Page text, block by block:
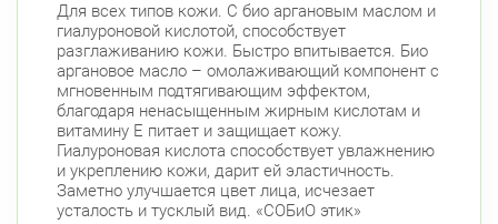
Для всех типов кожи. С био аргановым маслом и
гиалуроновой кислотой, способствует
разглаживанию кожи. Быстро впитывается. Био
аргановое масло – омолаживающий компонент с
мгновенным подтягивающим эффектом,
благодаря ненасыщенным жирным кислотам и
витамину Е питает и защищает кожу.
Гиалуроновая кислота способствует увлажнению
и укреплению кожи, дарит ей эластичность.
Заметно улучшается цвет лица, исчезает
усталость и тусклый вид. «СОБиО этик»